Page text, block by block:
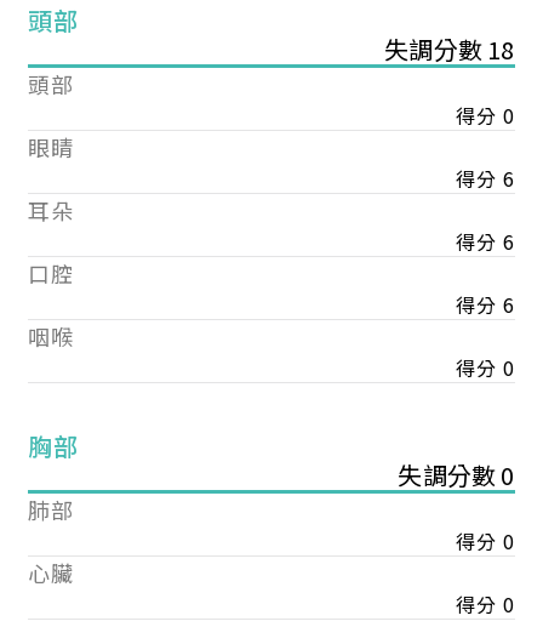
頭部
失調分數 18
頭部
得分 0
眼睛
得分 6
耳朵
得分 6
口腔
得分 6
咽喉
得分 0
胸部
失調分數 0
肺部
得分 0
心臟
得分 0